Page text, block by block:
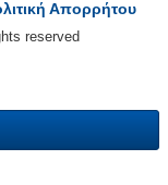
Απορρήτου
reserved